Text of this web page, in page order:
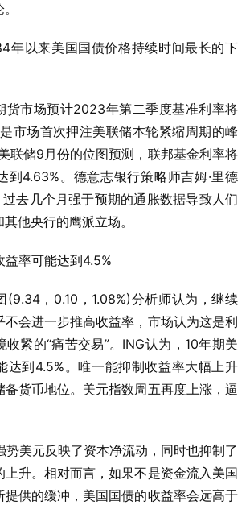
年以来美国国债价格持续时间最长的下
货市场预计2023年第二季度基准利率将
市场首次押注美联储本轮紧缩周期的峰
联储9月份的位图预测，联邦基金利率将
到4.63%。德意志银行策略师吉姆·里德
去几个月强于预期的通胀数据导致人们
他央行的鹰派立场。
益率可能达到4.5%
(9.34，0.10，1.08%)分析师认为，继续
不会进一步推高收益率，市场认为这是利
收紧的“痛苦交易”。ING认为，10年期美
达到4.5%。唯一能抑制收益率大幅上升
备货币地位。美元指数周五再度上涨，逼
势美元反映了资本净流动，同时也抑制了
上升。相对而言，如果不是资金流入美国
提供的缓冲，美国国债的收益率会远高于